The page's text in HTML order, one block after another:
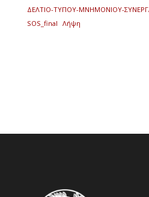
ΔΕΛΤΙΟ-ΤΥΠΟΥ-ΜΝΗΜΟΝΙΟΥ-
SOS_final
Λήψη